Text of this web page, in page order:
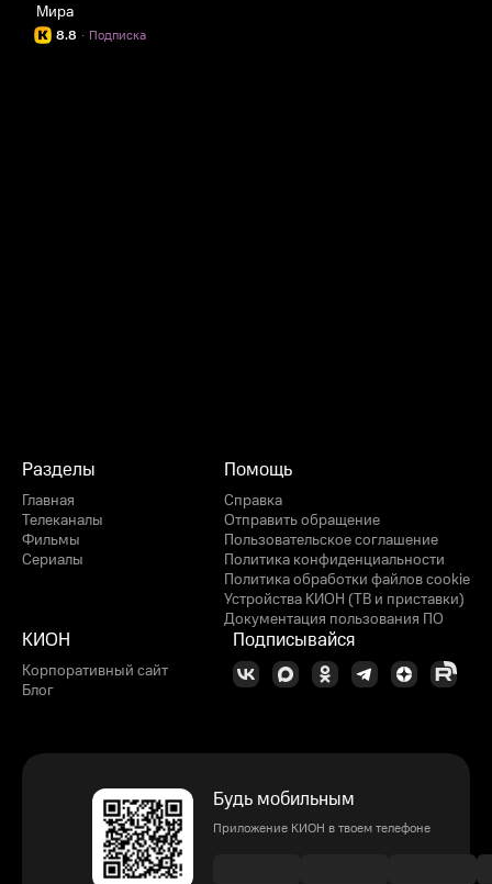
Мира
8.8 Подписка
·
Разделы
Главная
Телеканалы
Фильмы
Сериалы
Помощь
Справка
Отправить обращение
Пользовательское соглашение
Политика конфиденциальности
Политика обработки файлов cookie
Устройства КИОН (ТВ и приставки)
Документация пользования ПО
КИОН
Корпоративный сайт
Блог
Подписывайся
Будь мобильным
Приложение КИОН в твоем телефоне